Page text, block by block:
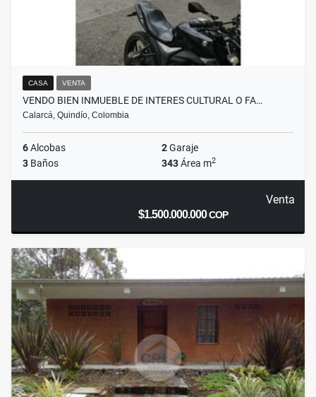
CASA VENTA
VENDO BIEN INMUEBLE DE INTERES CULTURAL O FA…
Calarcá, Quindío, Colombia
6Alcobas 2Garaje
3 Baños 343Área m2
Venta
$1.500.000.000COP